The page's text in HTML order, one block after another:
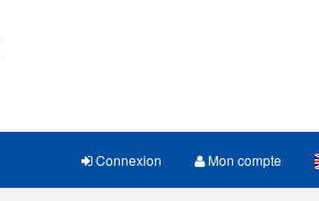
Connexion Mon compte